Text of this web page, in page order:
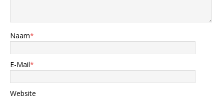
Naam*
E-Mail*
Website